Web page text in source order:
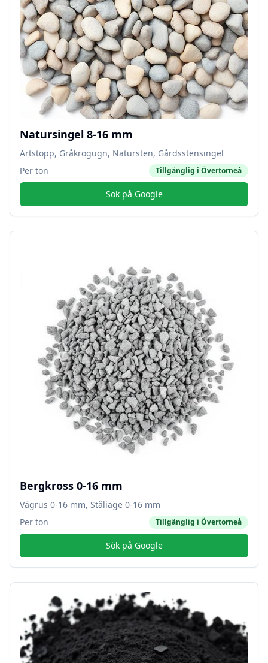
Natursingel 8-16 mm
Ärtstopp, Gråkrogugn, Natursten, Gårdsstensingel
Per ton
Tillgänglig i Övertorneå
Sök på Google
Bergkross 0-16 mm
Vägrus 0-16 mm, Stäliage 0-16 mm
Per ton
Tillgänglig i Övertorneå
Sök på Google